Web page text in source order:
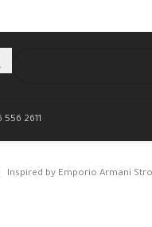
556 2611
Inspired by Emporio Armani